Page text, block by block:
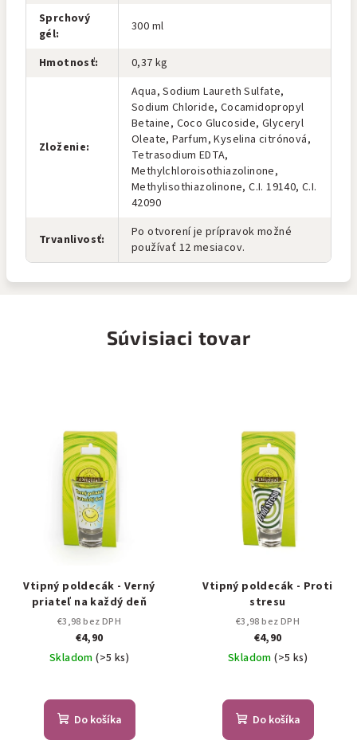
Sprchový
gél: 300 ml
Hmotnosť: 0,37 kg
Zloženie:
Aqua, Sodium Laureth Sulfate,
Sodium Chloride, Cocamidopropyl
Betaine, Coco Glucoside, Glyceryl
Oleate, Parfum, Kyselina citrónová,
Tetrasodium EDTA,
Methylchloroisothiazolinone,
Methylisothiazolinone, C.I. 19140, C.I.
42090
Trvanlivosť:
Po otvorení je prípravok možné
používať 12 mesiacov.
Súvisiaci tovar
Vtipný poldecák - Verný
priateľ na každý deň
€3,98 bez DPH
€4,90
Skladom(>5 ks)
Do košíka
Vtipný poldecák - Proti
stresu
€3,98 bez DPH
€4,90
Skladom(>5 ks)
Do košíka